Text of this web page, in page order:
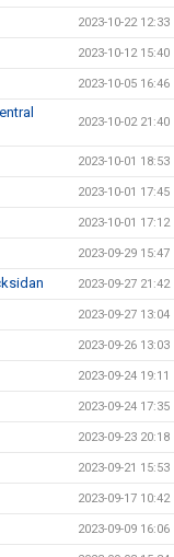
2023-10-22 12:33
2023-10-12 15:40
2023-10-05 16:46
2023-10-02 21:40
2023-10-01 18:53
2023-10-01 17:45
2023-10-01 17:12
2023-09-29 15:47
2023-09-27 21:42
2023-09-27 13:04
2023-09-26 13:03
2023-09-24 19:11
2023-09-24 17:35
2023-09-23 20:18
2023-09-21 15:53
2023-09-17 10:42
2023-09-09 16:06